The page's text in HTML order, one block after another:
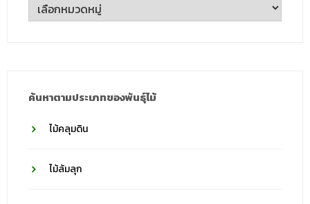
ตาม
ค้นหาตามประเภทของพันธุ์ไม้
ไม้คลุมดิน
ไม้ล้มลุก